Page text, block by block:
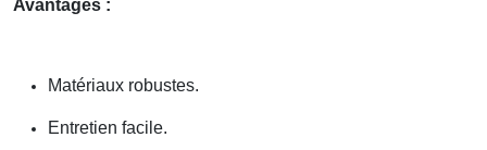
Avantages :
Matériaux robustes.
Entretien facile.